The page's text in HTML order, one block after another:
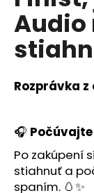
0,0
z
5
hviezdičiek.
Audio
Rozprávka
🎧
Po zakúpení
stiahnuť a
spaním. 🥚✨
á
j
s
?